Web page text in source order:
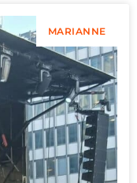
MARIANNE